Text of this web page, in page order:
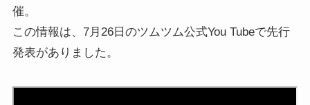
催。
この情報は、7月26日のツムツム公式You Tubeで先行
発表がありました。